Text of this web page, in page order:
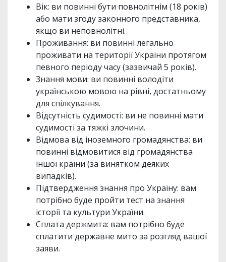
Вік: ви повинні бути повнолітнім (18 років)
або мати згоду законного представника,
якщо ви неповнолітні.
Проживання: ви повинні легально
проживати на території України протягом
певного періоду часу (зазвичай 5 років).
Знання мови: ви повинні володіти
українською мовою на рівні, достатньому
для спілкування.
Відсутність судимості: ви не повинні мати
судимості за тяжкі злочини.
Відмова від іноземного громадянства: ви
повинні відмовитися від громадянства
іншої країни (за винятком деяких
випадків).
Підтвердження знання про Україну: вам
потрібно буде пройти тест на знання
історії та культури України.
Сплата держмита: вам потрібно буде
сплатити державне мито за розгляд вашої
заяви.